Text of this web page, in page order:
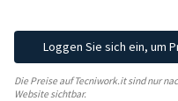
Loggen Sie sich ein, um
Die Preise auf Tecniwork.it sind nur
Website sichtbar.